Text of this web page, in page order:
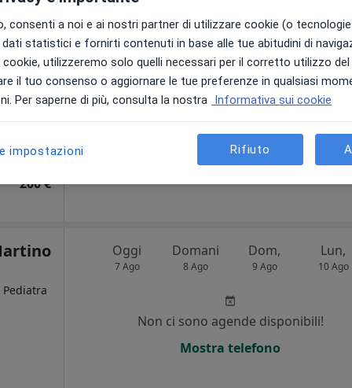
200 €
Non ci sono agende disponibili!
Chiedi di attivare le prenotazioni
Oggi
7 Ago
Domani
8 Ago
Dom,
9 Ago
Lun,
10 Ago
Non ci sono agende disponibili!
Mostra telefono
consenti a noi e ai nostri partner di utilizzare cookie (o
statistici e fornirti contenuti in base alle tue abitudini di
utilizzeremo solo quelli necessari per il corretto utilizzo
il tuo consenso o aggiornare le tue preferenze in qualsiasi
Per saperne di più, consulta la nostra Informativa sui cookie
impostazioni Rifiuto